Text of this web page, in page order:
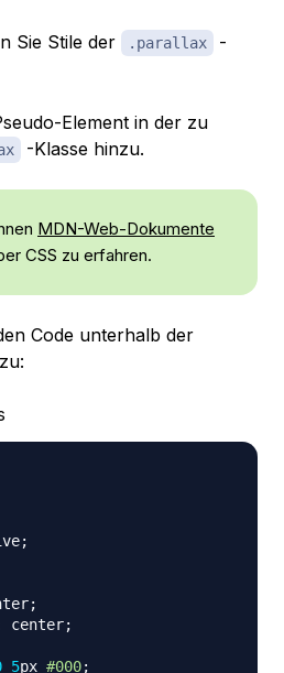
Sie Stile der .parallax
-
Element in der zu
-Klasse hinzu.
MDN-Web-Dokumente
CSS zu erfahren.
Code unterhalb der
;
;
center;
5px #000;